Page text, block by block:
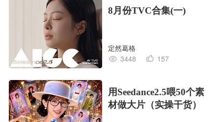
8月份TVC合集(一)
定然葛格
3448
157
用Seedance2.5喂50个素
材做大片（实操干货）